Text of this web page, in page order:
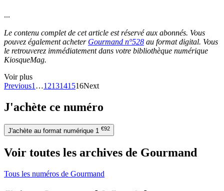
...
Le contenu complet de cet article est réservé aux abonnés. Vous
pouvez également acheter Gourmand n°528 au format digital. Vous
le retrouverez immédiatement dans votre bibliothèque numérique
KiosqueMag.
Voir plus
Previous1 …1213141516Next
J'achète ce numéro
J'achète au format numérique 1 €92
Voir toutes les archives de Gourmand
Tous les numéros de Gourmand